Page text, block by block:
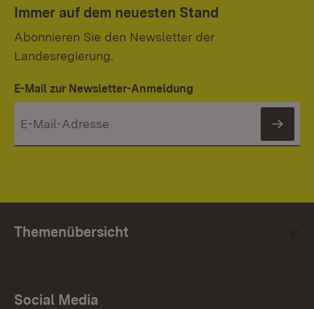
Immer auf dem neuesten Stand
Abonnieren Sie den Newsletter der
Landesregierung.
E-Mail zur Newsletter-Anmeldung
Themenübersicht
Social Media